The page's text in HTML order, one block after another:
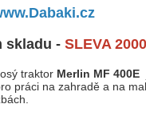
skladu - SLEVA
traktor Merlin MF 400E
práci na zahradě a na